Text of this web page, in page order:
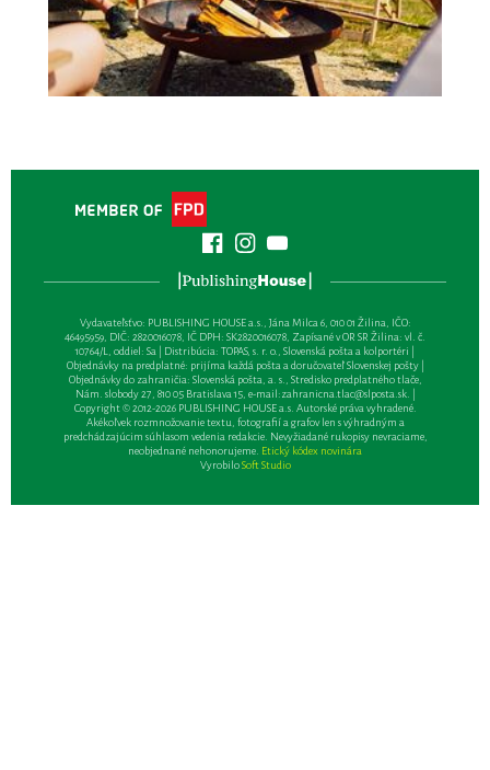
Vydavateľsťvo: PUBLISHING HOUSE a.s., Jána Milca 6, 010 01 Žilina, IČO:
46495959, DIČ: 2820016078, IČ DPH: SK2820016078, Zapísané v OR SR Žilina: vl. č.
10764/L, oddiel: Sa | Distribúcia: TOPAS, s. r. o., Slovenská pošta a kolportéri |
Objednávky na predplatné: prijíma každá pošta a doručovateľ Slovenskej pošty |
Objednávky do zahraničia: Slovenská pošta, a. s., Stredisko predplatného tlače,
Nám. slobody 27, 810 05 Bratislava 15, e-mail:zahranicna.tlac@slposta.sk. |
Copyright © 2012-2026 PUBLISHING HOUSE a.s. Autorské práva vyhradené.
Akékoľvek rozmnožovanie textu, fotografií a grafov len s výhradným a
predchádzajúcim súhlasom vedenia redakcie. Nevyžiadané rukopisy nevraciame,
neobjednané nehonorujeme. Etický kódex novinára
VyrobiloSoft Studio